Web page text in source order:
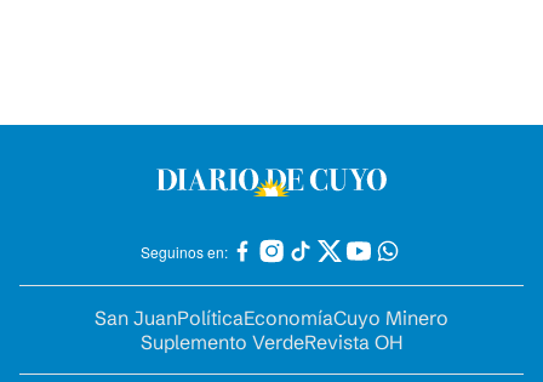
Seguinos en:
San JuanPolíticaEconomíaCuyo Minero
Suplemento VerdeRevista OH